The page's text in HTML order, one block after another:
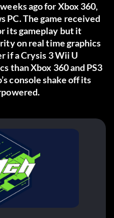
ago for Xbox 360,
PC. The game received
its gameplay but it
on real time graphics
if a Crysis 3 Wii U
than Xbox 360 and PS3
console shake off its